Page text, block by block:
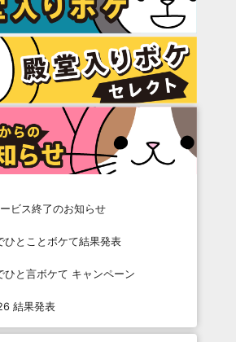
ビス終了のお知らせ
ひとことボケて結果発表
ひと言ボケて キャンペーン
結果発表